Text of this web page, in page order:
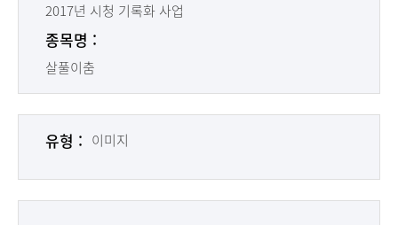
2017년 시청 기록화 사업
종목명 :
살풀이춤
유형 : 이미지